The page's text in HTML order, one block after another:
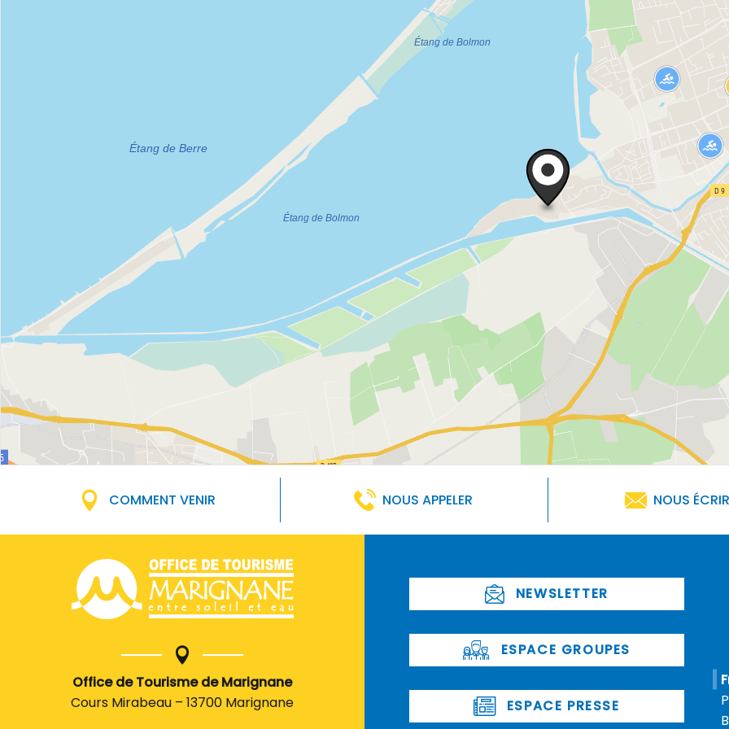
COMMENT VENIR NOUS APPELER NOUS
Office de Tourisme de Marignane
Cours Mirabeau – 13700 Marignane
NEWSLETTER
ESPACE GROUPES
ESPACE PRESSE